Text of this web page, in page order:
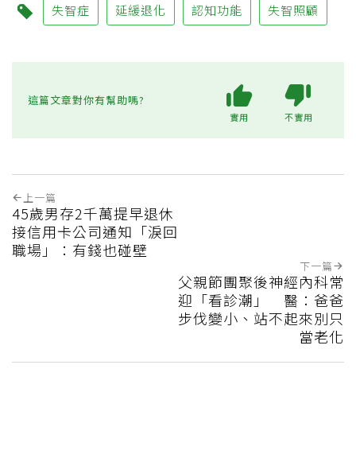
失智症 延緩退化 認知功能 失智照顧
這篇文章對你有幫助嗎?
實用 不實用
上一篇
45歲男存2千萬提早退休
接信用卡公司通知「淚回
職場」：有錢也碰壁
下一篇
父親節團聚後神經內科常
迎「看診潮」 醫：爸爸
步伐變小、站不起來別只
當老化